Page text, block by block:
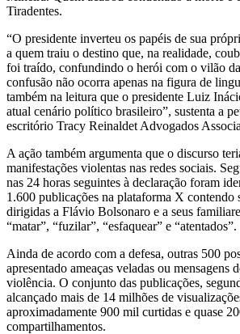
Tiradentes.
“O presidente inverteu os papéis de sua
a quem traiu o destino que, na realidade,
foi traído, confundindo o herói com o vilão
confusão não ocorra apenas na figura de
também na leitura que o presidente Luiz
atual cenário político brasileiro”, sustenta a
escritório Tracy Reinaldet Advogados
A ação também argumenta que o discurso
manifestações violentas nas redes sociais.
nas 24 horas seguintes à declaração foram
1.600 publicações na plataforma X contendo
dirigidas a Flávio Bolsonaro e a seus
“matar”, “fuzilar”, “esfaquear” e “atentados”.
Ainda de acordo com a defesa, outras 500
apresentado ameaças veladas ou mensagens
violência. O conjunto das publicações,
alcançado mais de 14 milhões de
aproximadamente 900 mil curtidas e quase
compartilhamentos.